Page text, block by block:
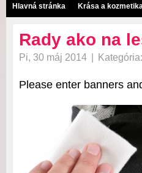
Hlavná stránka Krása a
Rady ako na
Pi, 30 máj 2014 Kategória:
Please enter banners